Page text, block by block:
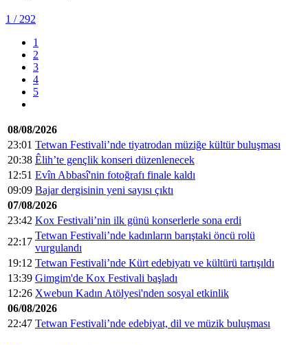
1 / 292
1
2
3
4
5
08/08/2026
23:01 Tetwan Festivali’nde tiyatrodan müziğe kültür buluşması
20:38 Êlih’te gençlik konseri düzenlenecek
12:51 Evîn Abbasî'nin fotoğrafı finale kaldı
09:09 Bajar dergisinin yeni sayısı çıktı
07/08/2026
23:42 Kox Festivali’nin ilk günü konserlerle sona erdi
22:17
Tetwan Festivali’nde kadınların barıştaki öncü rolü
vurgulandı
19:12 Tetwan Festivali’nde Kürt edebiyatı ve kültürü tartışıldı
13:39 Gimgim'de Kox Festivali başladı
12:26 Xwebun Kadın Atölyesi'nden sosyal etkinlik
06/08/2026
22:47 Tetwan Festivali’nde edebiyat, dil ve müzik buluşması